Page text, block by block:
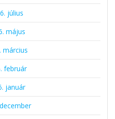
július
május
március
február
január